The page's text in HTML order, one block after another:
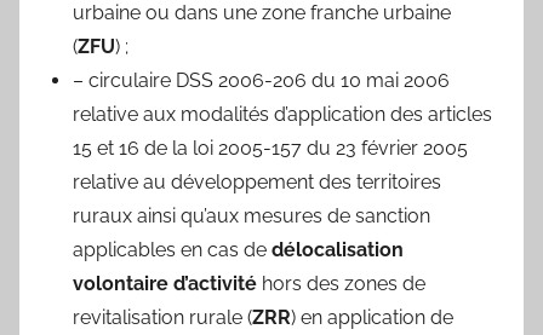
urbaine ou dans une zone franche urbaine
(ZFU) ;
– circulaire DSS 2006-206 du 10 mai 2006
relative aux modalités d’application des articles
15 et 16 de la loi 2005-157 du 23 février 2005
relative au développement des territoires
ruraux ainsi qu’aux mesures de sanction
applicables en cas de délocalisation
volontaire d’activité hors des zones de
revitalisation rurale (ZRR) en application de